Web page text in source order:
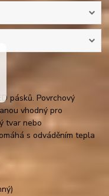
pásků. Povrchový
vhodný pro
tvar nebo
s odváděním tepla